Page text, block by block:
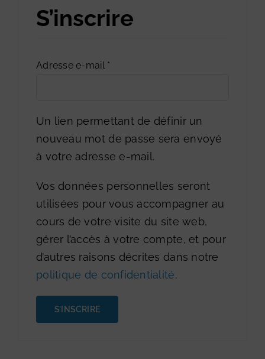
S’inscrire
Adresse e-mail *
Un lien permettant de définir un
nouveau mot de passe sera envoyé
à votre adresse e-mail.
Vos données personnelles seront
utilisées pour vous accompagner au
cours de votre visite du site web,
gérer l’accès à votre compte, et pour
d’autres raisons décrites dans notre
politique de confidentialité.
S’INSCRIRE